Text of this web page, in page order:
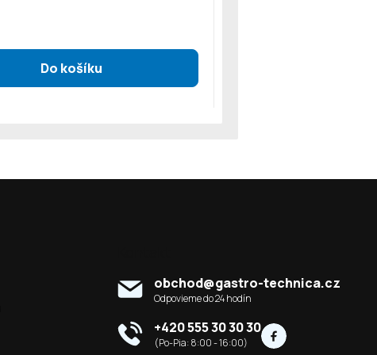
obchod@gastro-technica.cz
+420 555 30 30 30